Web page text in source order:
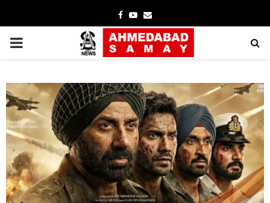
Facebook
YoutubeEmail
PRIMARY